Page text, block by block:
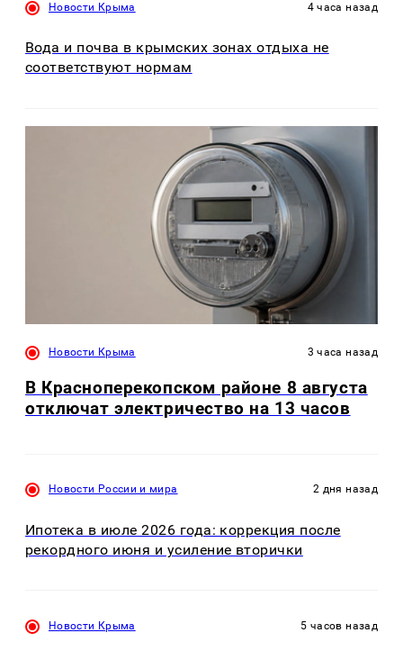
Новости Крыма 4 часа назад
Вода и почва в крымских зонах отдыха не
соответствуют нормам
Новости Крыма 3 часа назад
В Красноперекопском районе 8 августа
отключат электричество на 13 часов
Новости России и мира 2 дня назад
Ипотека в июле 2026 года: коррекция после
рекордного июня и усиление вторички
Новости Крыма 5 часов назад